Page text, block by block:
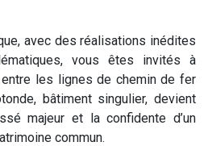
avec des réalisations inédites
vous êtes invités à
les lignes de chemin de fer
bâtiment singulier, devient
majeur et la confidente d’un
commun.